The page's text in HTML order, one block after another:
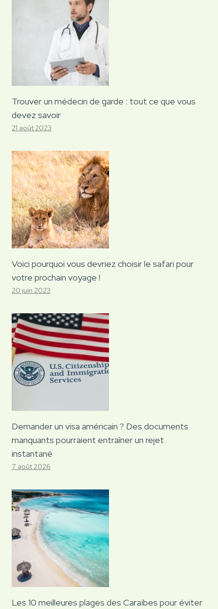
Trouver un médecin de garde : tout ce que vous
devez savoir
21 août 2023
Voici pourquoi vous devriez choisir le safari pour
votre prochain voyage !
20 juin 2023
Demander un visa américain ? Des documents
manquants pourraient entraîner un rejet
instantané
7 août 2026
Les 10 meilleures plages des Caraïbes pour éviter